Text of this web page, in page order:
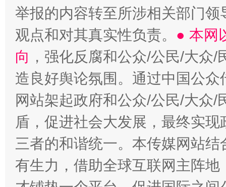
举报的内容转至所涉相关部门
观点和对其真实性负责。 ● 本网
向 ，强化反腐和公众/公民/大众
造良好舆论氛围。通过中国公
网站架起政府和公众/公民/大众
盾，促进社会大发展，最终实
三者的和谐统一。本传媒网站
有生力，借助全球互联网主阵